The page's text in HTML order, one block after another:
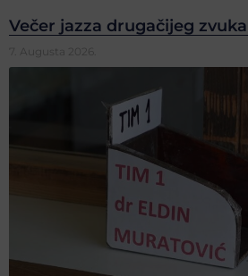
Večer jazza drugačijeg zvuka
7. Augusta 2026.